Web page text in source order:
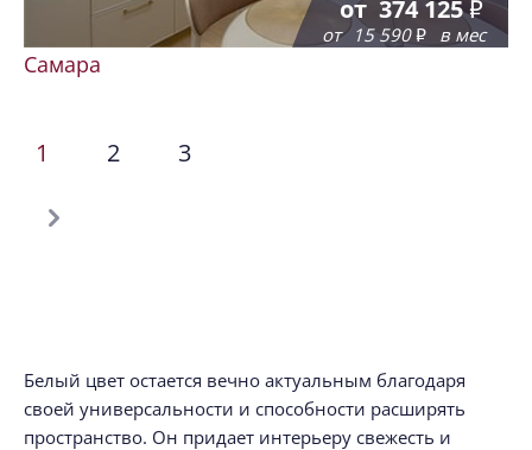
от 374 125
от 15 590 в мес
Самара
1 2 3
Белый цвет остается вечно актуальным благодаря
своей универсальности и способности расширять
пространство. Он придает интерьеру свежесть и